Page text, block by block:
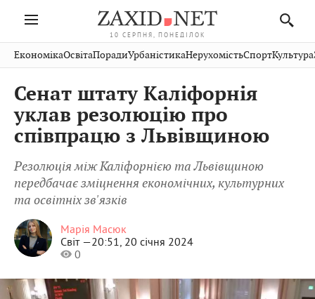
10 СЕРПНЯ, ПОНЕДІЛОК
Івано-
Франківськ
Волинь
Закарпаття
Рівне
Шептицький
Стрий
Хмельницький
Публікації
Авто СловкоКультура
Кіно Дім СпортКраєзнавство
ФотоОсвітаНерухомість
тварини
ЕкономікаОсвітаПорадиУрбаністикаНерухомістьСпортКультура
Сенат штату Каліфорнія
уклав резолюцію про
співпрацю з Львівщиною
Резолюція між Каліфорнією та Львівщиною
передбачає зміцнення економічних, культурних
та освітніх зв'язків
Марія Масюк
Світ —20:51, 20 січня 2024
0